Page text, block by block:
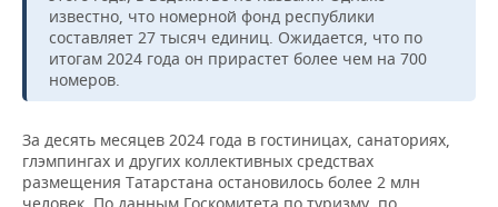
известно, что номерной фонд республики
составляет 27 тысяч единиц. Ожидается, что по
итогам 2024 года он прирастет более чем на 700
номеров.
За десять месяцев 2024 года в гостиницах, санаториях,
глэмпингах и других коллективных средствах
размещения Татарстана остановилось более 2 млн